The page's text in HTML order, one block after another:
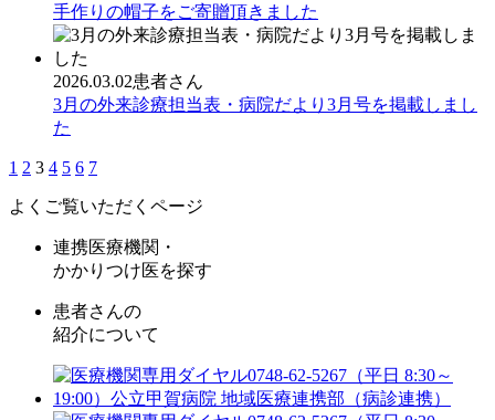
手作りの帽子をご寄贈頂きました
2026.03.02患者さん
3月の外来診療担当表・病院だより3月号を掲載しまし
た
1 2 3 4 5 6 7
よくご覧いただくページ
連携医療機関・
かかりつけ医を探す
患者さんの
紹介について